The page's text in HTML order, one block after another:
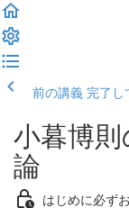
前の講義 完了し
小暮博
論
はじめに必ず